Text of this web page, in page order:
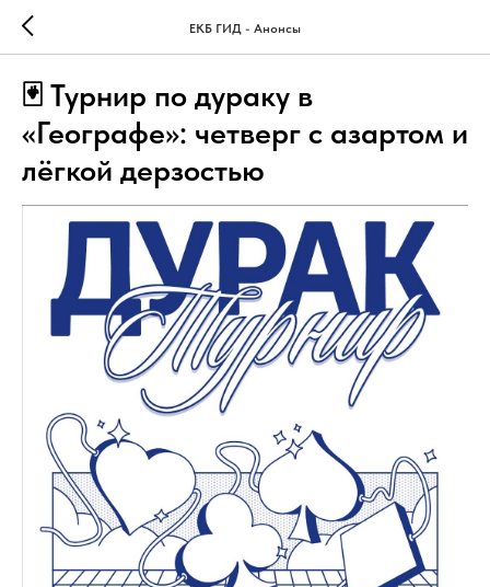
ЕКБ ГИД - Анонсы
🃏 Турнир по дураку в
«Географе»: четверг с азартом и
лёгкой дерзостью